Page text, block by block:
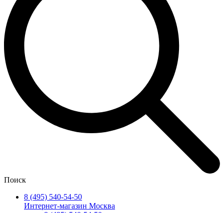
Поиск
8 (495) 540-54-50
Интернет-магазин Москва